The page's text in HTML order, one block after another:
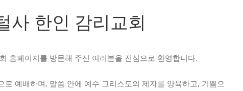
사 한인 감리교회
홈페이지를 방문해 주신 여러분을 진심으로 환영합니다.
로 예배하며, 말씀 안에 예수 그리스도의 제자를 양육하고, 기쁨으